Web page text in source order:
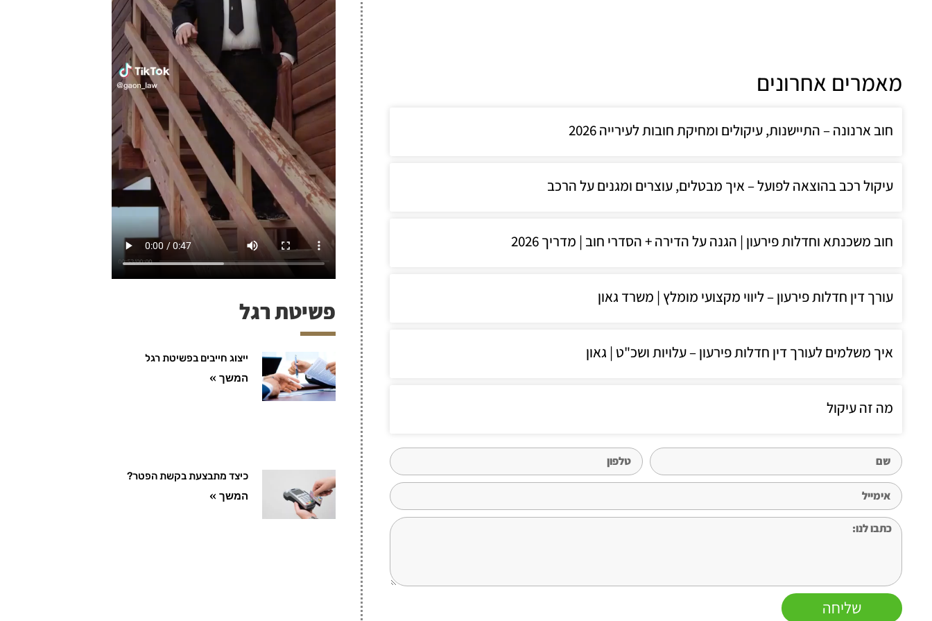
מאמרים אחרונים
חוב ארנונה – התיישנות, עיקולים ומחיקת חובות לעירייה 2026
עיקול רכב בהוצאה לפועל – איך מבטלים, עוצרים ומגנים על הרכב
חוב משכנתא וחדלות פירעון | הגנה על הדירה + הסדרי חוב | מדריך 2026
עורך דין חדלות פירעון – ליווי מקצועי מומלץ | משרד גאון
איך משלמים לעורך דין חדלות פירעון – עלויות ושכ"ט | גאון
מה זה עיקול
שליחה
פשיטת רגל
ייצוג חייבים בפשיטת רגל
המשך »
כיצד מתבצעת בקשת הפטר?
המשך »